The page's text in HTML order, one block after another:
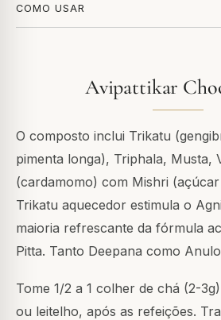
COMO USAR
Avipattikar
O composto inclui Trikatu
pimenta longa), Triphala, Musta,
(cardamomo) com Mishri
Trikatu aquecedor estimula o
maioria refrescante da fórmula
Pitta. Tanto Deepana como
Tome 1/2 a 1 colher de chá (2-
ou leitelho, após as refeições.